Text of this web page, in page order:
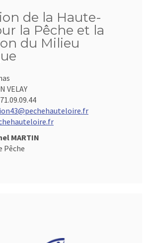
de la Haute-
la Pêche et la
du Milieu
VELAY
MARTIN
Pêche